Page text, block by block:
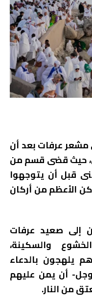
مشعر عرفات بعد أن
حيث قضى قسم من
قبل أن يتوجهوا
الأعظم من أركان
إلى صعيد عرفات
والسكينة،
يلهجون بالدعاء
وجل- أن يمن عليهم
من النار.